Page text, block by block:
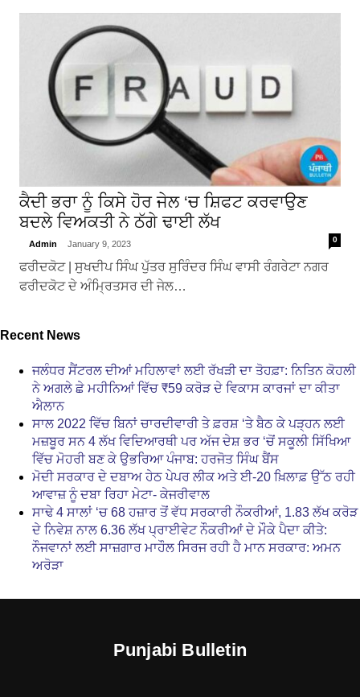
ਕੈਦੀ ਭਰਾ ਨੂੰ ਕਿਸੇ ਹੋਰ ਜੇਲ ‘ਚ ਸ਼ਿਫਟ ਕਰਵਾਉਣ
ਬਦਲੇ ਵਿਅਕਤੀ ਨੇ ਠੱਗੇ ਢਾਈ ਲੱਖ
Admin January 9, 2023 0
ਫਰੀਦਕੋਟ | ਸੁਖਦੀਪ ਸਿੰਘ ਪੁੱਤਰ ਸੁਰਿੰਦਰ ਸਿੰਘ ਵਾਸੀ ਰੰਗਰੇਟਾ ਨਗਰ
ਫਰੀਦਕੋਟ ਦੇ ਅੰਮ੍ਰਿਤਸਰ ਦੀ ਜੇਲ…
Recent News
ਜਲੰਧਰ ਸੈਂਟਰਲ ਦੀਆਂ ਮਹਿਲਾਵਾਂ ਲਈ ਰੱਖੜੀ ਦਾ ਤੋਹਫ਼ਾ: ਨਿਤਿਨ ਕੋਹਲੀ
ਨੇ ਅਗਲੇ ਛੇ ਮਹੀਨਿਆਂ ਵਿੱਚ ₹59 ਕਰੋੜ ਦੇ ਵਿਕਾਸ ਕਾਰਜਾਂ ਦਾ ਕੀਤਾ
ਐਲਾਨ
ਸਾਲ 2022 ਵਿੱਚ ਬਿਨਾਂ ਚਾਰਦੀਵਾਰੀ ਤੇ ਫ਼ਰਸ਼ ‘ਤੇ ਬੈਠ ਕੇ ਪੜ੍ਹਨ ਲਈ
ਮਜ਼ਬੂਰ ਸਨ 4 ਲੱਖ ਵਿਦਿਆਰਥੀ ਪਰ ਅੱਜ ਦੇਸ਼ ਭਰ ‘ਚੋਂ ਸਕੂਲੀ ਸਿੱਖਿਆ
ਵਿੱਚ ਮੋਹਰੀ ਬਣ ਕੇ ਉਭਰਿਆ ਪੰਜਾਬ: ਹਰਜੋਤ ਸਿੰਘ ਬੈਂਸ
ਮੋਦੀ ਸਰਕਾਰ ਦੇ ਦਬਾਅ ਹੇਠ ਪੇਪਰ ਲੀਕ ਅਤੇ ਈ-20 ਖ਼ਿਲਾਫ਼ ਉੱਠ ਰਹੀ
ਆਵਾਜ਼ ਨੂੰ ਦਬਾ ਰਿਹਾ ਮੇਟਾ- ਕੇਜਰੀਵਾਲ
ਸਾਢੇ 4 ਸਾਲਾਂ ‘ਚ 68 ਹਜ਼ਾਰ ਤੋਂ ਵੱਧ ਸਰਕਾਰੀ ਨੌਕਰੀਆਂ, 1.83 ਲੱਖ ਕਰੋੜ
ਦੇ ਨਿਵੇਸ਼ ਨਾਲ 6.36 ਲੱਖ ਪ੍ਰਾਈਵੇਟ ਨੌਕਰੀਆਂ ਦੇ ਮੌਕੇ ਪੈਦਾ ਕੀਤੇ:
ਨੌਜਵਾਨਾਂ ਲਈ ਸਾਜ਼ਗਾਰ ਮਾਹੌਲ ਸਿਰਜ ਰਹੀ ਹੈ ਮਾਨ ਸਰਕਾਰ: ਅਮਨ
ਅਰੋੜਾ
Punjabi Bulletin